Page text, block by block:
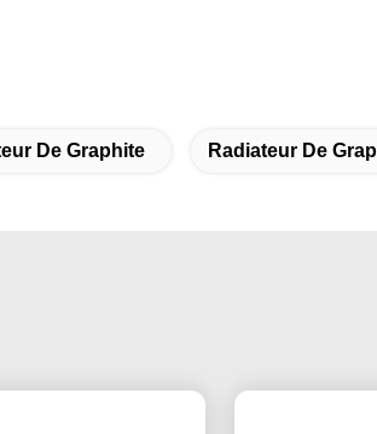
De Graphite Radiateur De